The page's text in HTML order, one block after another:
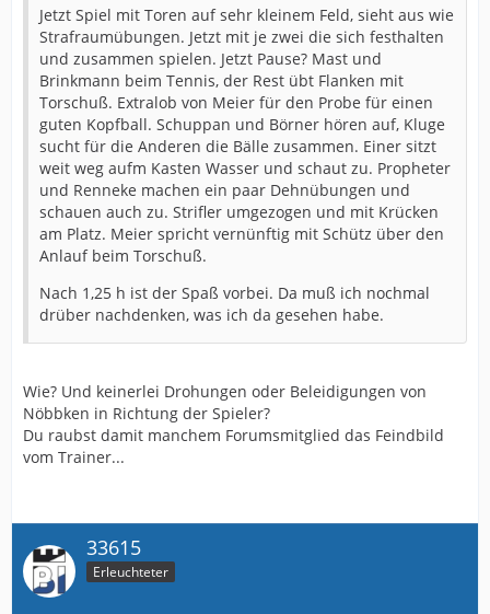
Jetzt Spiel mit Toren auf sehr kleinem Feld, sieht aus wie
Strafraumübungen. Jetzt mit je zwei die sich festhalten
und zusammen spielen. Jetzt Pause? Mast und
Brinkmann beim Tennis, der Rest übt Flanken mit
Torschuß. Extralob von Meier für den Probe für einen
guten Kopfball. Schuppan und Börner hören auf, Kluge
sucht für die Anderen die Bälle zusammen. Einer sitzt
weit weg aufm Kasten Wasser und schaut zu. Propheter
und Renneke machen ein paar Dehnübungen und
schauen auch zu. Strifler umgezogen und mit Krücken
am Platz. Meier spricht vernünftig mit Schütz über den
Anlauf beim Torschuß.
Nach 1,25 h ist der Spaß vorbei. Da muß ich nochmal
drüber nachdenken, was ich da gesehen habe.
Wie? Und keinerlei Drohungen oder Beleidigungen von
Nöbbken in Richtung der Spieler?
Du raubst damit manchem Forumsmitglied das Feindbild
vom Trainer...
33615
Erleuchteter